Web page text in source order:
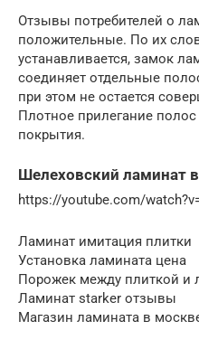
Отзывы потребителей о
положительные. По их
устанавливается, замок
соединяет отдельные
при этом не остается
Плотное прилегание полос
покрытия.
Шелеховский ламинат
https://youtube.com/
Ламинат имитация плитки
Установка ламината цена
Порожек между плиткой и
Ламинат starker отзывы
Магазин ламината в